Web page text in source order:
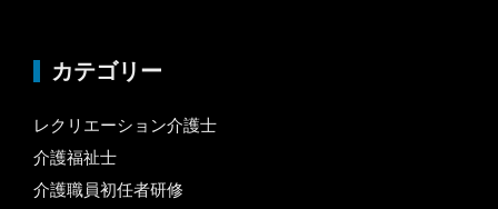
カテゴリー
レクリエーション介護士
介護福祉士
介護職員初任者研修